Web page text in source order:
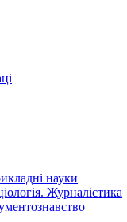
науки
Журналістика